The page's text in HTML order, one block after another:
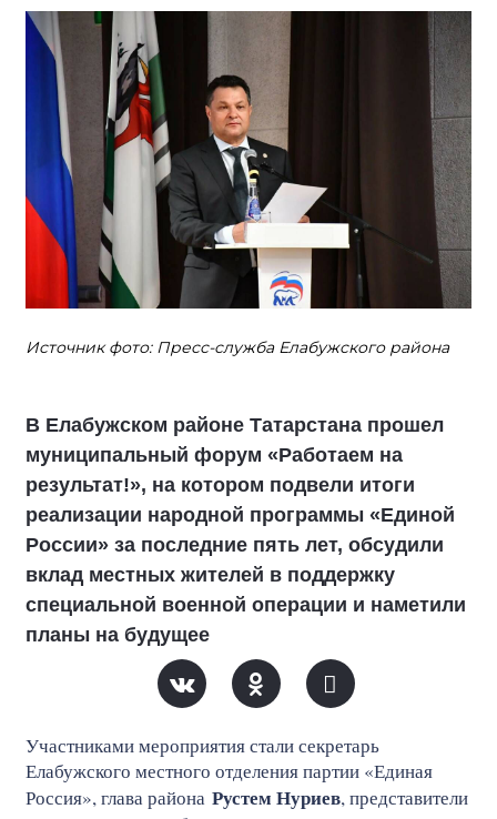
Источник фото: Пресс-служба Елабужского района
В Елабужском районе Татарстана прошел
муниципальный форум «Работаем на
результат!», на котором подвели итоги
реализации народной программы «Единой
России» за последние пять лет, обсудили
вклад местных жителей в поддержку
специальной военной операции и наметили
планы на будущее
Участниками мероприятия стали секретарь
Елабужского местного отделения партии «Единая
Россия», глава района Рустем Нуриев, представители